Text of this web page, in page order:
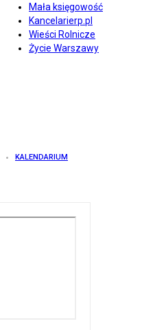
Mała księgowość
Kancelarierp.pl
Wieści Rolnicze
Życie Warszawy
KALENDARIUM